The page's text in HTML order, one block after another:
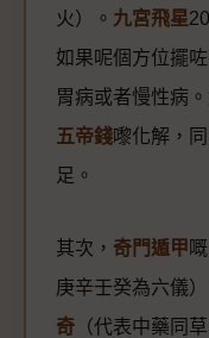
火）。 九宮飛星
如果呢個方位擺
胃病或者慢性病
五帝錢嚟化解，
足。
其次， 奇門遁甲嘅
庚辛壬癸為六儀
奇 （代表中藥同